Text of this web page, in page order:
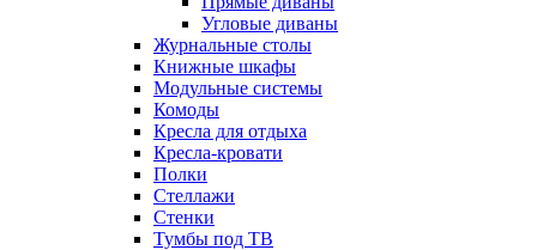
Угловые диваны
Журнальные столы
Книжные шкафы
Модульные системы
Комоды
Кресла для отдыха
Кресла-кровати
Полки
Стеллажи
Стенки
Тумбы под ТВ